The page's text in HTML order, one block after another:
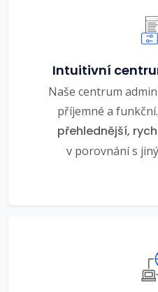
Intuitivní
Naše centrum
příjemné a
přehlednější,
v porovnání s